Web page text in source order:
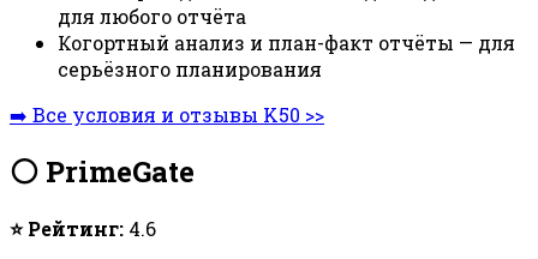
для любого отчёта
Когортный анализ и план-факт отчёты — для
серьёзного планирования
➡️ Все условия и отзывы K50 >>
⚪ PrimeGate
⭐ Рейтинг: 4.6